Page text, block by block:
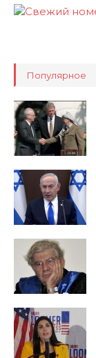
Популярное